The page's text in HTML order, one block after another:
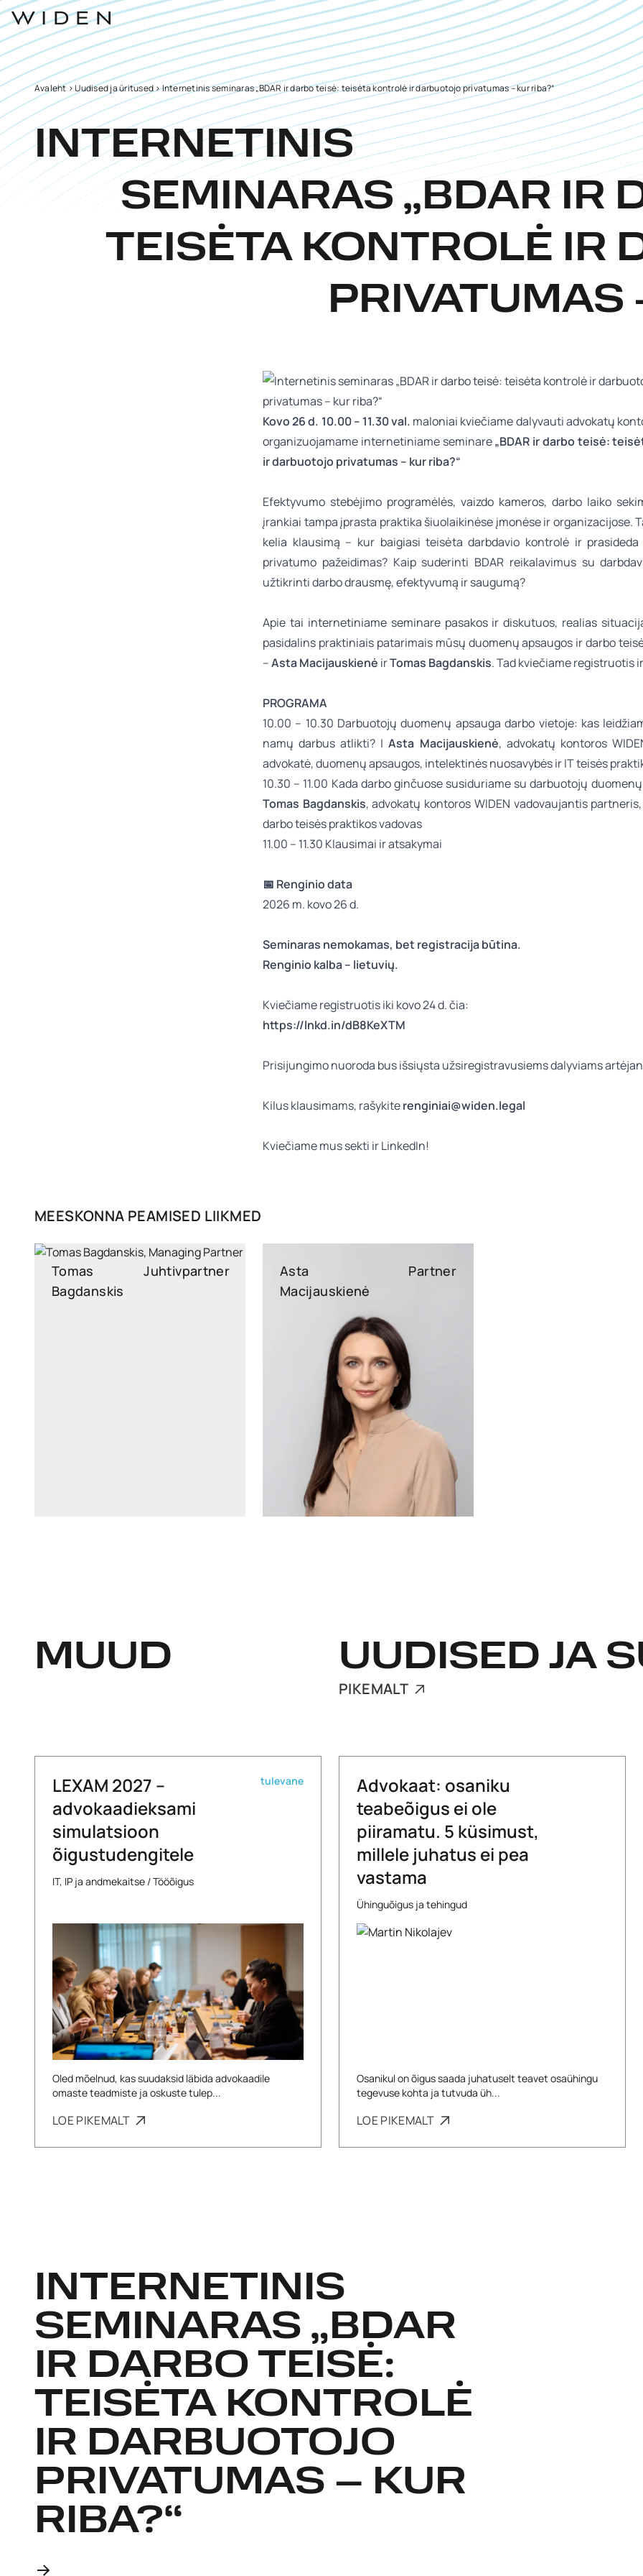
Avaleht> Uudised ja üritused>Internetinis seminaras „BDAR ir darbo teisė: teisėta kontrolė ir darbuotojo privatumas – kur riba?“
INTERNETINIS
SEMINARAS „BDAR IR
TEISĖTA KONTROLĖ IR
PRIVATUMAS
Kovo 26 d. 10.00 – 11.30 val. maloniai kviečiame dalyvauti advokatų
organizuojamame internetiniame seminare„BDAR ir darbo teisė:
ir darbuotojo privatumas – kur riba?“
Efektyvumo stebėjimo programėlės, vaizdo kameros, darbo laiko
įrankiai tampa įprasta praktika šiuolaikinėse įmonėse ir organizacijose.
kelia klausimą – kur baigiasi teisėta darbdavio kontrolė ir prasideda
privatumo pažeidimas? Kaip suderinti BDAR reikalavimus su
užtikrinti darbo drausmę, efektyvumą ir saugumą?
Apie tai internetiniame seminare pasakos ir diskutuos, realias
pasidalins praktiniais patarimais mūsų duomenų apsaugos ir darbo
–Asta Macijauskienė irTomas Bagdanskis. Tad kviečiame registruotis
PROGRAMA
10.00 – 10.30 Darbuotojų duomenų apsauga darbo vietoje: kas
namų darbus atlikti? |Asta Macijauskienė, advokatų kontoros
advokatė, duomenų apsaugos, intelektinės nuosavybės ir IT teisės
10.30 – 11.00 Kada darbo ginčuose susiduriame su darbuotojų
Tomas Bagdanskis, advokatų kontoros WIDEN vadovaujantis
darbo teisės praktikos vadovas
11.00 – 11.30 Klausimai ir atsakymai
📅 Renginio data
2026 m. kovo 26 d.
Seminaras nemokamas, bet registracija būtina.
Renginio kalba – lietuvių.
Kviečiame registruotis iki kovo 24 d. čia:
https://lnkd.in/dB8KeXTM
Prisijungimo nuoroda bus išsiųsta užsiregistravusiems dalyviams
Kilus klausimams, rašykiterenginiai@widen.legal
Kviečiame mus sekti irLinkedIn!
MEESKONNA PEAMISED LIIKMED
Tomas
Bagdanskis
Juhtivpartner
Asta
Macijauskienė
Partner
asta.macijauskiene@widen.legal
Linkedin
+370 6899 4371
MUUD UUDISED JA
PIKEMALT
LEXAM 2027 –
advokaadieksami
simulatsioon
õigustudengitele
IT, IP ja andmekaitse /Tööõigus
tulevane
Oled mõelnud, kas suudaksid läbida advokaadile
omaste teadmiste ja oskuste tulep...
LOE PIKEMALT
Advokaat: osaniku
teabeõigus ei ole
piiramatu. 5 küsimust,
millele juhatus ei pea
vastama
Ühinguõigus ja tehingud
Osanikul on õigus saada juhatuselt teavet osaühingu
tegevuse kohta ja tutvuda üh...
LOE PIKEMALT
INTERNETINIS
SEMINARAS „BDAR
IR DARBO TEISĖ:
TEISĖTA KONTROLĖ
IR DARBUOTOJO
PRIVATUMAS – KUR
RIBA?“